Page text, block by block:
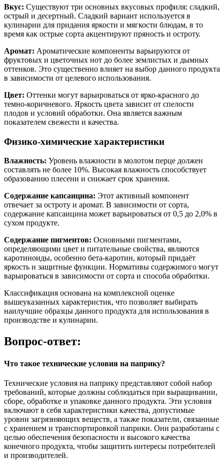
Вкус: Существуют три основных вкусовых профиля: сладкий,
острый и десертный. Сладкий вариант используется в
кулинарии для придания яркости и мягкости блюдам, в то
время как острые сорта акцентируют пряность и остроту.
Аромат: Ароматические компоненты варьируются от
фруктовых и цветочных нот до более землистых и дымных
оттенков. Это существенно влияет на выбор данного продукта
в зависимости от целевого использования.
Цвет: Оттенки могут варьироваться от ярко-красного до
темно-коричневого. Яркость цвета зависит от спелости
плодов и условий обработки. Она является важным
показателем свежести и качества.
Физико-химические характеристики
Влажность: Уровень влажности в молотом перце должен
составлять не более 10%. Высокая влажность способствует
образованию плесени и снижает срок хранения.
Содержание капсаицина: Этот активный компонент
отвечает за остроту и аромат. В зависимости от сорта,
содержание капсаицина может варьироваться от 0,5 до 2,0% в
сухом продукте.
Содержание пигментов: Основными пигментами,
определяющими цвет и питательные свойства, являются
каротиноиды, особенно бета-каротин, который придаёт
яркость и защитные функции. Нормативы содержимого могут
варьироваться в зависимости от сорта и способа обработки.
Классификация основана на комплексной оценке
вышеуказанных характеристик, что позволяет выбирать
наилучшие образцы данного продукта для использования в
производстве и кулинарии.
Вопрос-ответ:
Что такое технические условия на паприку?
Технические условия на паприку представляют собой набор
требований, которые должны соблюдаться при выращивании,
сборе, обработке и упаковке данного продукта. Эти условия
включают в себя характеристики качества, допустимые
уровни загрязняющих веществ, а также показатели, связанные
с хранением и транспортировкой паприки. Они разработаны с
целью обеспечения безопасности и высокого качества
конечного продукта, чтобы защитить интересы потребителей
и производителей.